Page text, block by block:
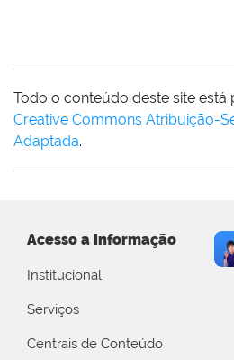
Todo o conteúdo deste site está
Creative Commons Atribuição-
Adaptada.
Acesso a Informação
Institucional
Serviços
Centrais de Conteúdo